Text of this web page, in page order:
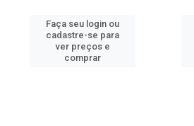
Faça seu login ou
cadastre-se para
ver preços e
comprar